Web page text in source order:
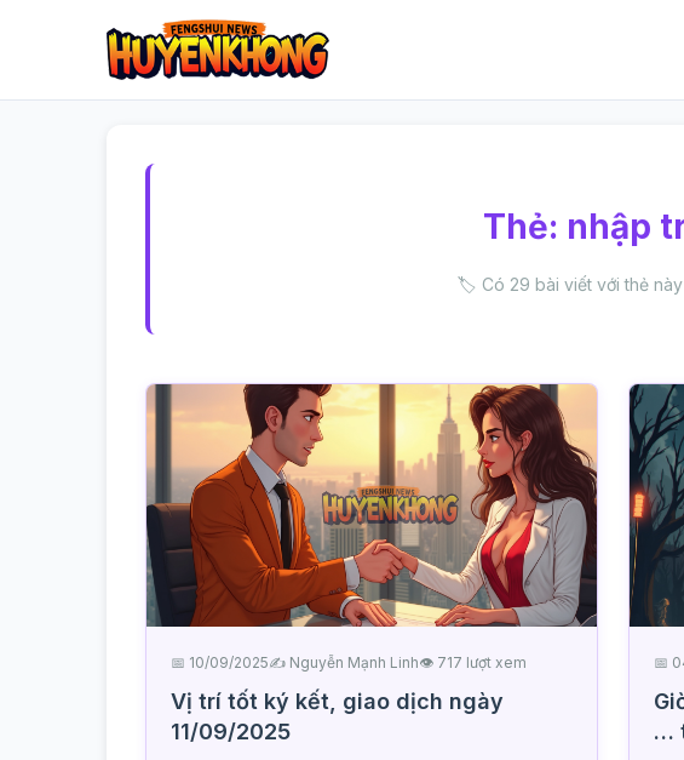
Thẻ: nhập
🏷️ Có 29 bài viết với thẻ này
📅 10/09/2025✍️ Nguyễn Mạnh Linh👁 717 lượt xem
Vị trí tốt ký kết, giao dịch ngày
11/09/2025
📅
…